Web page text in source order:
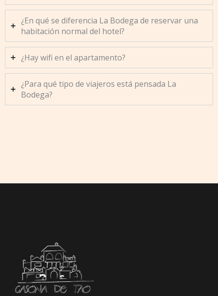
¿En qué se diferencia La Bodega de reservar una
habitación normal del hotel?
¿Hay wifi en el apartamento?
¿Para qué tipo de viajeros está pensada La
Bodega?